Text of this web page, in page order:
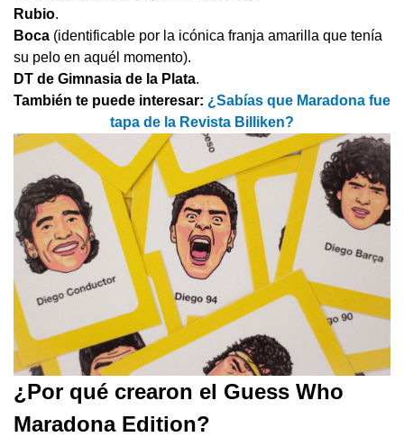
Rubio.
Boca (identificable por la icónica franja amarilla que tenía
su pelo en aquél momento).
DT de Gimnasia de la Plata.
También te puede interesar: ¿Sabías que Maradona fue
tapa de la Revista Billiken?
¿Por qué crearon el Guess Who
Maradona Edition?